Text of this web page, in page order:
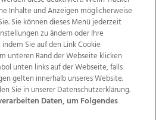
Kontakt
Jobs
AGB Anzeigekunden
Politische Werbung
Inhalte und Anzeigen möglicherweise
Sie können dieses Menü jederzeit
zu ändern oder Ihre
Sie auf den Link Cookie
unteren Rand der Webseite klicken
unten links auf der Webseite, falls
gelten innerhalb unseres Website.
Sie in unserer Datenschutzerklärung.
Daten, um Folgendes